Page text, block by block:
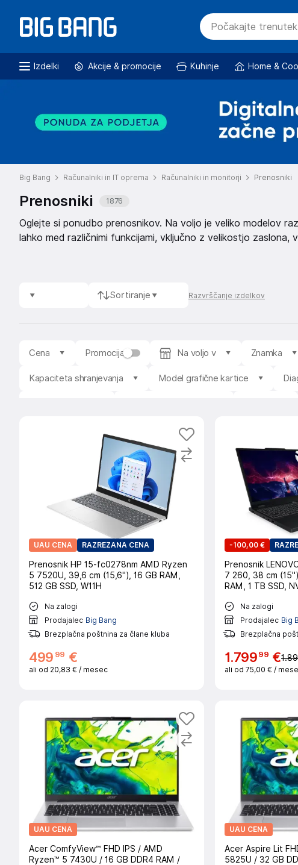
Izdelki Akcije & promocije Kuhinje Home &
Big Bang Računalniki in IT oprema Računalniki in monitorji Prenosniki
Prenosniki 1876
Oglejte si ponudbo prenosnikov. Na voljo je veliko modelov
lahko med različnimi funkcijami, vključno z velikostjo
Sortiranje Razvrščanje izdelkov
Cena Promocija Na voljo v Znamka
Kapaciteta shranjevanja Model grafične kartice
UAU CENA RAZREZANA CENA
Prenosnik HP 15-fc0278nm AMD Ryzen
5 7520U, 39,6 cm (15,6"), 16 GB RAM,
512 GB SSD, W11H
Na zalogi
Prodajalec Big Bang
Brezplačna poštnina za člane kluba
499 99 €
ali od 20,83 € / mesec
-100,00 €
Prenosnik
7 260, 38 cm
RAM, 1 TB SSD,
Na zalogi
Prodajalec Big
Brezplačna
1.79999 €
ali od 75,00 € /
UAU CENA
Acer ComfyView™ FHD IPS / AMD
Ryzen™ 5 7430U / 16 GB DDR4 RAM /
UAU CENA
Acer Aspire Lit
5825U / 32 GB